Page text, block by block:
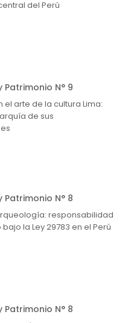
del Perú
N° 9
el arte de la cultura Lima:
de sus
N° 8
responsabilidad
la Ley 29783 en el Perú
N° 8